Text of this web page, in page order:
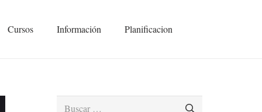
Cursos Información Planificacion
Buscar: